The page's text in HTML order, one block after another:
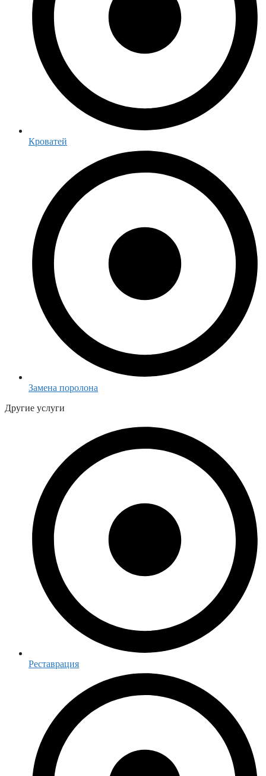
Кроватей
Замена поролона
Другие услуги
Реставрация